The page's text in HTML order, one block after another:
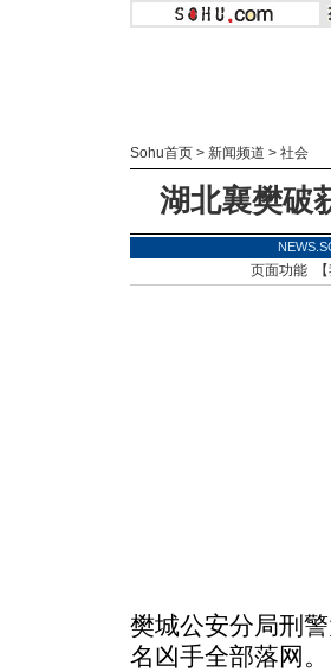
Sohu首页 > 新闻频道 > 社会
湖北襄樊破
页面功能 【
樊城公安分局刑
名凶手全部落网。